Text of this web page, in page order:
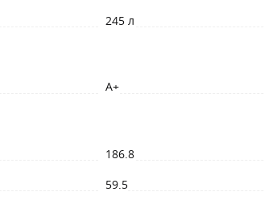
245 л
A+
186.8
59.5